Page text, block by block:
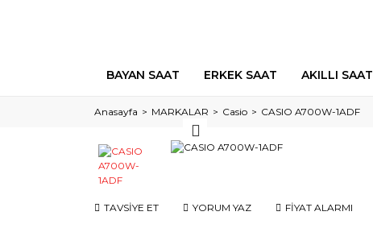
BAYAN SAAT ERKEK SAAT AKILLI SAAT
Anasayfa MARKALAR Casio CASIO A700W-1ADF
TAVSİYE ET YORUM YAZ FİYAT ALARMI